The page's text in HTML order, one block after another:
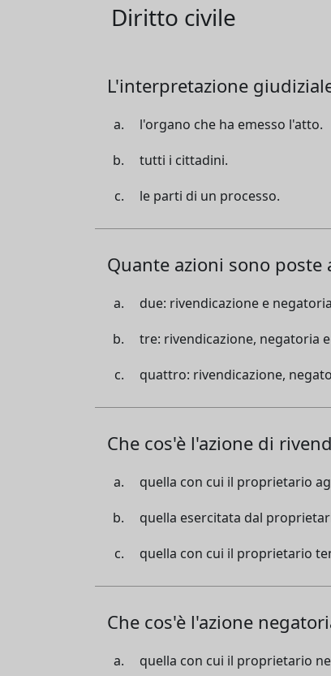
Diritto civile
L'interpretazione
l'organo che ha emesso l'atto.
tutti i cittadini.
le parti di un processo.
Quante azioni sono
due: rivendicazione e
tre: rivendicazione, negatoria
quattro: rivendicazione,
Che cos'è l'azione di
quella con cui il proprietario
quella esercitata dal
quella con cui il proprietario
Che cos'è l'azione
quella con cui il proprietario